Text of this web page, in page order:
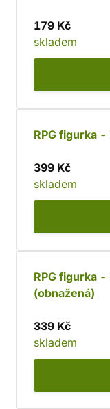
179 Kč
skladem
RPG figurka
399 Kč
skladem
RPG figurka -
(obnažená)
339 Kč
skladem